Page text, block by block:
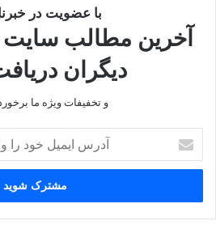
با عضویت در
آخرین مطالب سایت
دیگران
و تخفیفات ویژه ما
ایمیل
خود
وارد
کنید